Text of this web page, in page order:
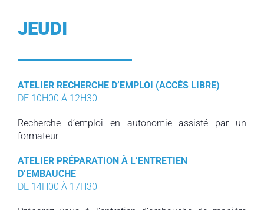
JEUDI
ATELIER RECHERCHE D’EMPLOI (ACCÈS LIBRE)
DE 10H00 À 12H30
Recherche d’emploi en autonomie assisté par un
formateur
ATELIER PRÉPARATION À L’ENTRETIEN
D’EMBAUCHE
DE 14H00 À 17H30